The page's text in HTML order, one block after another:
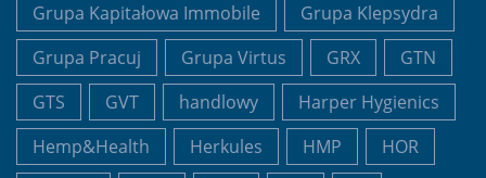
Grupa Kapitałowa Immobile
Grupa Klepsydra
Grupa Pracuj
Grupa Virtus GRX
GTN
GTS
GVT handlowy
Harper Hygienics
Hemp&Health
Herkules HMP
HOR